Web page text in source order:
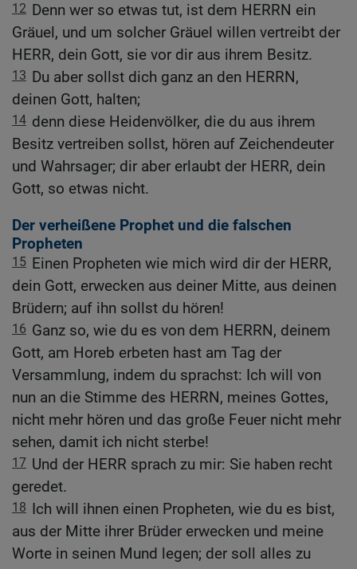
12 Denn wer so etwas tut, ist dem HERRN ein
Gräuel, und um solcher Gräuel willen vertreibt der
HERR, dein Gott, sie vor dir aus ihrem Besitz.
13 Du aber sollst dich ganz an den HERRN,
deinen Gott, halten;
14 denn diese Heidenvölker, die du aus ihrem
Besitz vertreiben sollst, hören auf Zeichendeuter
und Wahrsager; dir aber erlaubt der HERR, dein
Gott, so etwas nicht.
Der verheißene Prophet und die falschen
Propheten
15 Einen Propheten wie mich wird dir der HERR,
dein Gott, erwecken aus deiner Mitte, aus deinen
Brüdern; auf ihn sollst du hören!
16 Ganz so, wie du es von dem HERRN, deinem
Gott, am Horeb erbeten hast am Tag der
Versammlung, indem du sprachst: Ich will von
nun an die Stimme des HERRN, meines Gottes,
nicht mehr hören und das große Feuer nicht mehr
sehen, damit ich nicht sterbe!
17 Und der HERR sprach zu mir: Sie haben recht
geredet.
18 Ich will ihnen einen Propheten, wie du es bist,
aus der Mitte ihrer Brüder erwecken und meine
Worte in seinen Mund legen; der soll alles zu